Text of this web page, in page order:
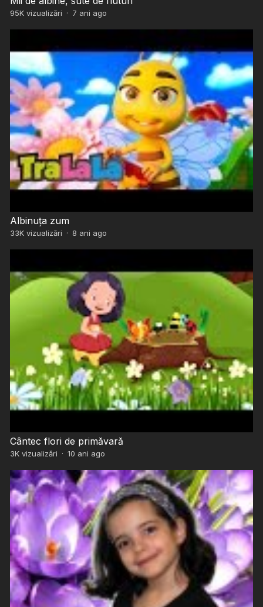
95Kvizualizări · 7 ani ago
Albinuța zum
33Kvizualizări · 8 ani ago
Cântec flori de primăvară
3Kvizualizări · 10 ani ago